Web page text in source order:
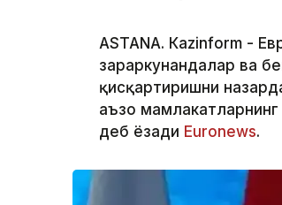
ASTANА. Кazinform -
зараркунандалар ва
қисқартиришни
аъзо
деб ёзади Euronews.